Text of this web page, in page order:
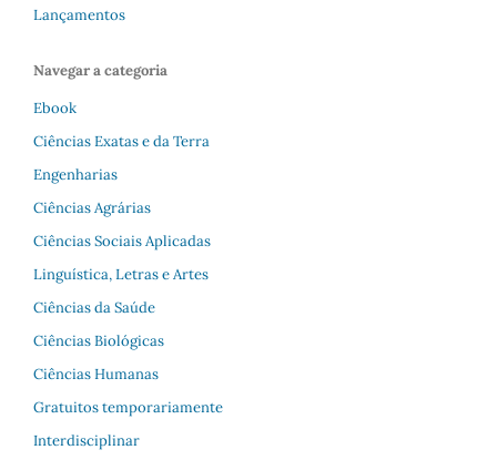
Lançamentos
Navegar a categoria
Ebook
Ciências Exatas e da Terra
Engenharias
Ciências Agrárias
Ciências Sociais Aplicadas
Linguística, Letras e Artes
Ciências da Saúde
Ciências Biológicas
Ciências Humanas
Gratuitos temporariamente
Interdisciplinar